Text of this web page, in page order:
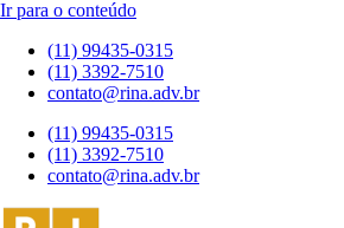
Ir para o conteúdo
(11) 99435-0315
(11) 3392-7510
contato@rina.adv.br
(11) 99435-0315
(11) 3392-7510
contato@rina.adv.br